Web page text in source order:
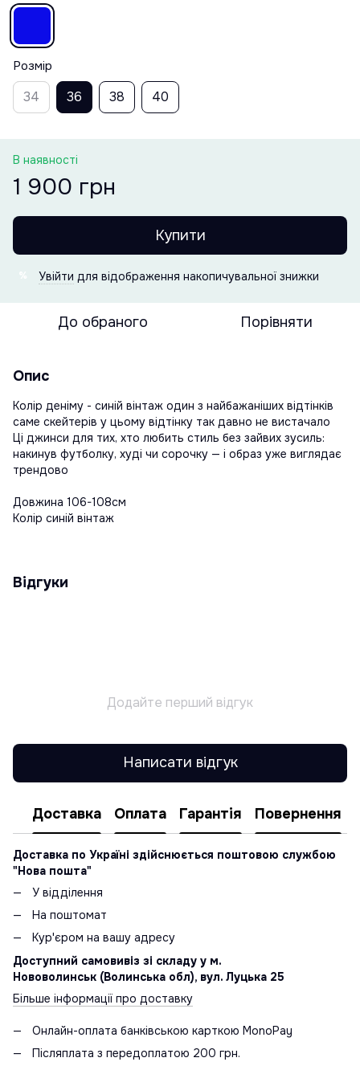
Розмір
34 36 38 40
В наявності
1 900 грн
Купити
Увійти для відображення накопичувальної знижки
До обраного Порівняти
Опис
Колір деніму - синій вінтаж один з найбажаніших відтінків
саме скейтерів у цьому відтінку так давно не вистачало
Ці джинси для тих, хто любить стиль без зайвих зусиль:
накинув футболку, худі чи сорочку — і образ уже виглядає
трендово
Довжина 106-108см
Колір синій вінтаж
Відгуки
Додайте перший відгук
Написати відгук
Доставка Оплата Гарантія Повернення
Доставка по Україні здійснюється поштовою службою
"Нова пошта"
У відділення
На поштомат
Кур'єром на вашу адресу
Доступний самовивіз зі складу у м.
Нововолинськ (Волинська обл), вул. Луцька 25
Більше інформації про доставку
Онлайн-оплата банківською карткою MonoPay
Післяплата з передоплатою 200 грн.